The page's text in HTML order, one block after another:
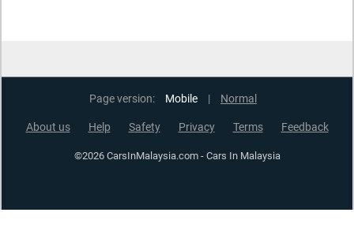
Page version: Mobile | Normal
About us Help Safety Privacy Terms Feedback
©2026 CarsInMalaysia.com - Cars In Malaysia